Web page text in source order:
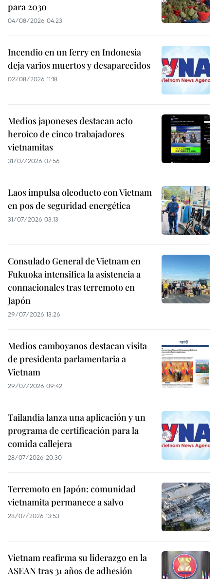
para 2030
04/08/2026 04:23
Incendio en un ferry en Indonesia
deja varios muertos y desaparecidos
02/08/2026 11:18
Medios japoneses destacan acto
heroico de cinco trabajadores
vietnamitas
31/07/2026 07:56
Laos impulsa oleoducto con Vietnam
en pos de seguridad energética
31/07/2026 03:13
Consulado General de Vietnam en
Fukuoka intensifica la asistencia a
connacionales tras terremoto en
Japón
29/07/2026 13:26
Medios camboyanos destacan visita
de presidenta parlamentaria a
Vietnam
29/07/2026 09:42
Tailandia lanza una aplicación y un
programa de certificación para la
comida callejera
28/07/2026 20:30
Terremoto en Japón: comunidad
vietnamita permanece a salvo
28/07/2026 13:53
Vietnam reafirma su liderazgo en la
ASEAN tras 31 años de adhesión